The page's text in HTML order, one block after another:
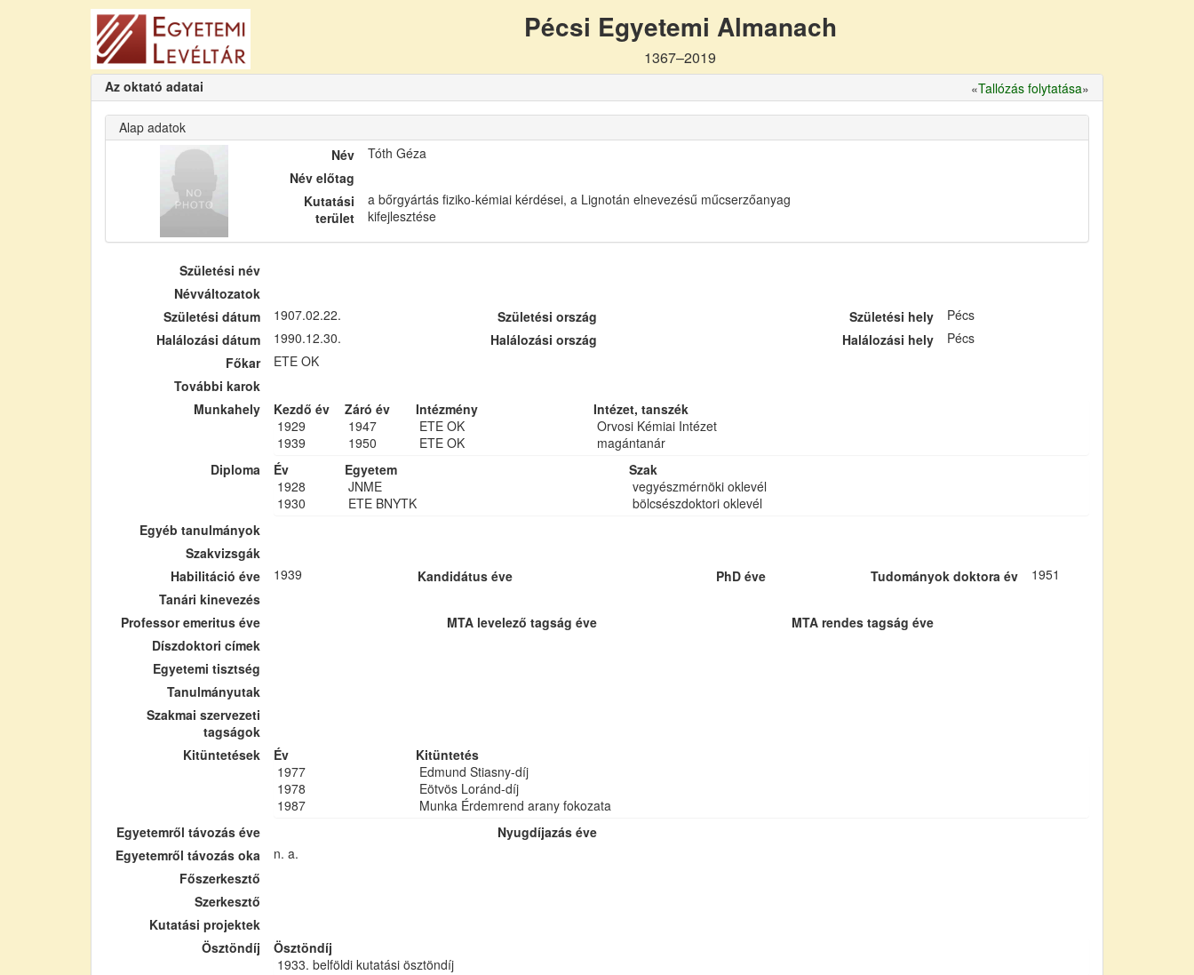
Pécsi Egyetemi Almanach
1367–2019
Az oktató adatai «Tallózás folytatása»
Alap adatok
Név
Tóth Géza
Név előtag
Kutatási
terület
a bőrgyártás fiziko-kémiai kérdései, a Lignotán elnevezésű műcserzőanyag
kifejlesztése
Születési név
Névváltozatok
Születési dátum
1907.02.22. Születési ország Születési hely
Pécs
Halálozási dátum
1990.12.30. Halálozási ország Halálozási hely
Pécs
Főkar
ETE OK
További karok
Munkahely
Kezdő év Záró év Intézmény
Intézet, tanszék
1929
1947 ETE OK
Orvosi Kémiai Intézet
1939
1950 ETE OK
magántanár
Diploma
Év Egyetem
Szak
1928
JNME
vegyészmérnöki oklevél
1930
ETE BNYTK
bölcsészdoktori oklevél
Egyéb tanulmányok
Szakvizsgák
Habilitáció éve
1939 Kandidátus éve PhD éve Tudományok doktora év
1951
Tanári kinevezés
Professor emeritus éve
MTA levelező tagság éve
MTA rendes tagság éve
Díszdoktori címek
Egyetemi tisztség
Tanulmányutak
Szakmai szervezeti
tagságok
Kitüntetések
Év
Kitüntetés
1977
Edmund Stiasny-díj
1978
Eötvös Loránd-díj
1987
Munka Érdemrend arany fokozata
Egyetemről távozás éve
Nyugdíjazás éve
Egyetemről távozás oka
n. a.
Főszerkesztő
Szerkesztő
Kutatási projektek
Ösztöndíj
Ösztöndíj
1933. belföldi kutatási ösztöndíj